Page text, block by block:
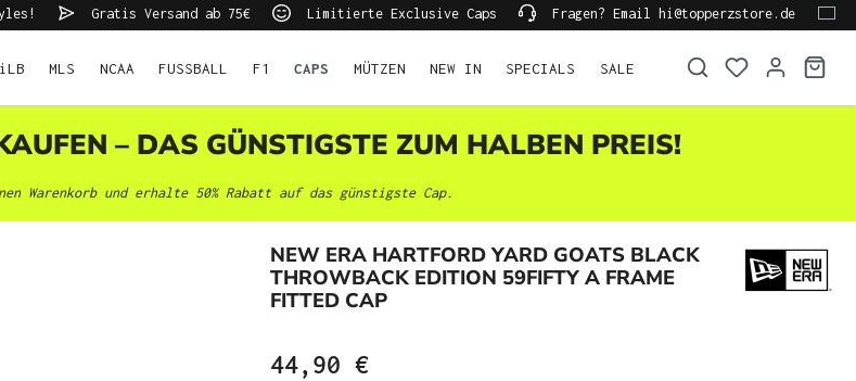
Gratis Versand ab 75€ Limitierte Exclusive Caps Fragen? Email hi@topperzstore.de
MLS NCAA FUSSBALL F1 CAPS MÜTZEN NEW IN SPECIALS SALE
– DAS GÜNSTIGSTE ZUM HALBEN PREIS!
Warenkorb und erhalte 50% Rabatt auf das günstigste Cap.
NEW ERA HARTFORD YARD GOATS BLACK
THROWBACK EDITION 59FIFTY A FRAME
FITTED CAP
44,90 €